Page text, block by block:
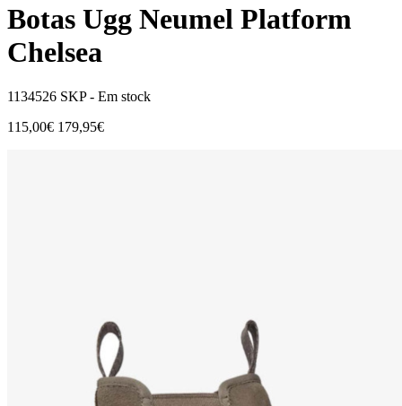
Botas Ugg Neumel Platform
Chelsea
1134526 SKP - Em stock
115,00€ 179,95€